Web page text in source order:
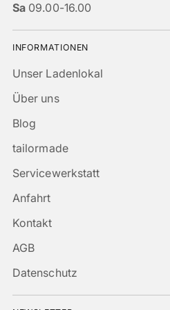
Sa 09.00-16.00
INFORMATIONEN
Unser Ladenlokal
Über uns
Blog
tailormade
Servicewerkstatt
Anfahrt
Kontakt
AGB
Datenschutz